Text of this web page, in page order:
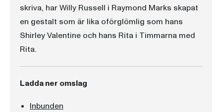
skriva, har Willy Russell i Raymond Marks skapat
en gestalt som är lika oförglömlig som hans
Shirley Valentine och hans Rita i Timmarna med
Rita.
Ladda ner omslag
Inbunden